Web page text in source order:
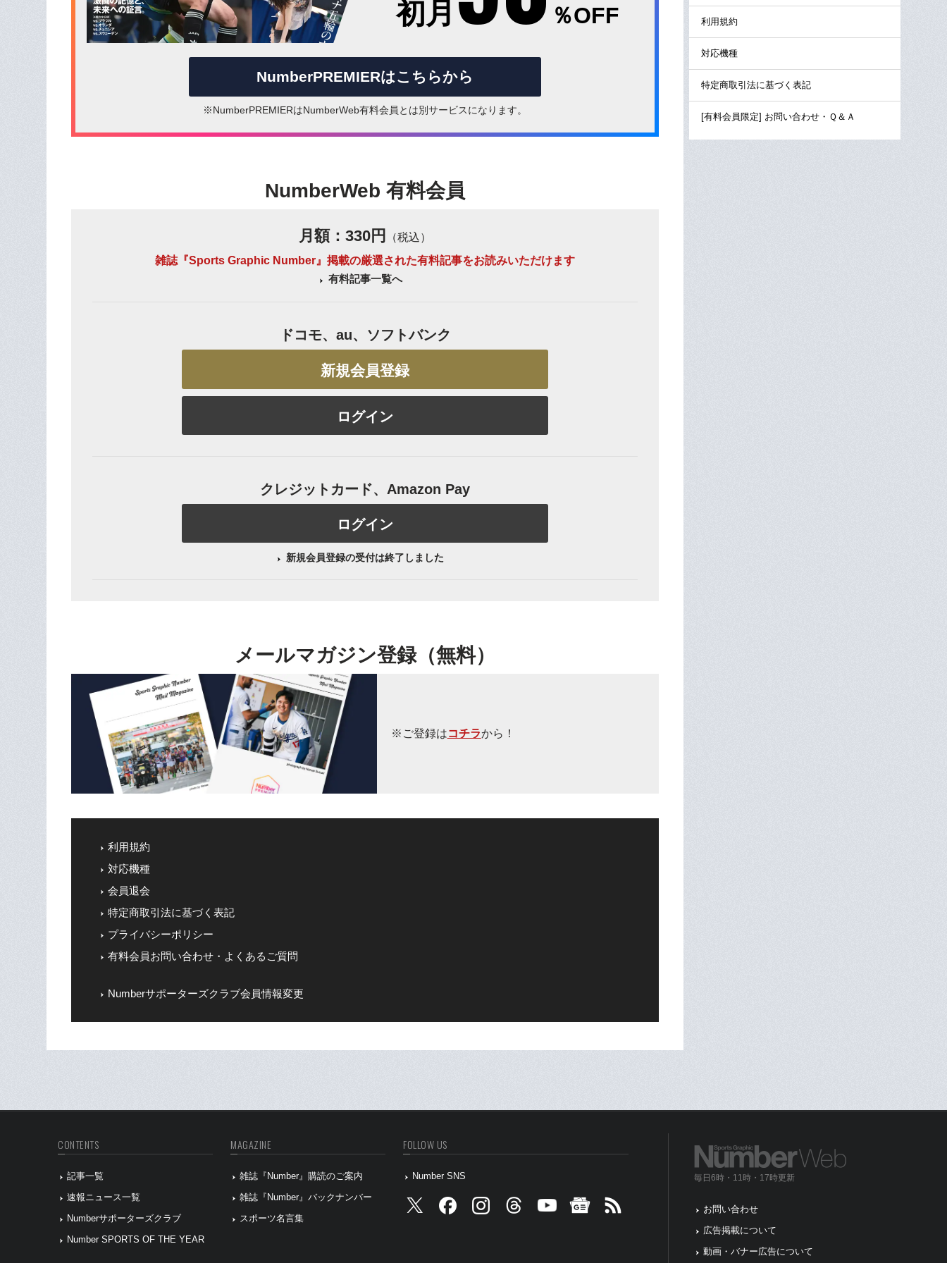
初月 ％OFF
NumberPREMIERはこちらから
※NumberPREMIERはNumberWeb有料会員とは別サービスになります。
NumberWeb 有料会員
月額：330円
（税込）
雑誌『Sports Graphic Number』掲載の厳選された有料記事をお読みいただけます
有料記事一覧へ
ドコモ、au、ソフトバンク
新規会員登録
ログイン
クレジットカード、Amazon Pay
ログイン
新規会員登録の受付は終了しました
メールマガジン登録（無料）
※ご登録はコチラから！
利用規約
対応機種
会員退会
特定商取引法に基づく表記
プライバシーポリシー
有料会員お問い合わせ・よくあるご質問
Numberサポーターズクラブ会員情報変更
利用規約
対応機種
特定商取引法に基づく表記
[有料会員限定] お問い合わせ・Ｑ＆Ａ
CONTENTS
記事一覧
速報ニュース一覧
Numberサポーターズクラブ
Number SPORTS OF THE YEAR
MAGAZINE
雑誌『Number』購読のご案内
雑誌『Number』バックナンバー
スポーツ名言集
FOLLOW US
Number SNS 毎日6時・11時・17時更新
お問い合わせ
広告掲載について
動画・バナー広告について